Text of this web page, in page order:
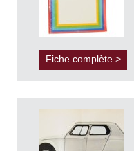
Fiche complète >